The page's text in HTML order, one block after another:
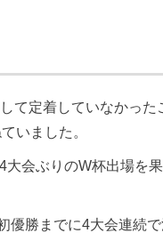
て定着していなかった
いました。
会ぶりのW杯出場を果
優勝までに4大会連続